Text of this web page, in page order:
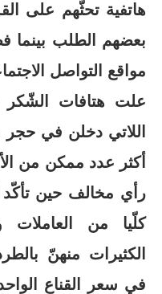
هاتفية تحثُّهم على
بعضهم الطلب
مواقع التواصل
علت هتافات الشّكر
اللاتي دخلن في
أكثر عدد ممكن من
رأي مخالف حين تأكّد
كلّيا من
الكثيرات منهنّ
في سعر القناع